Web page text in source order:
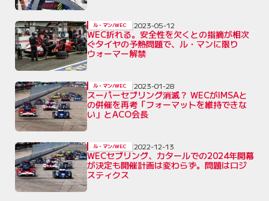
WEC折れる。安全性を欠くとの指摘が相次
ぐタイヤの予熱問題で、ル・マンに限り
ウォーマー解禁
ル・マン/WEC 2023-05-12
スーパーセブリング消滅？ WECがIMSAと
の併催を再考「フォーマットを維持できな
い」とACO会長
ル・マン/WEC 2023-01-28
WECセブリング、カタールでの2024年開幕
が決定も開催計画は変わらず。問題はロジ
スティクス
ル・マン/WEC 2022-12-13